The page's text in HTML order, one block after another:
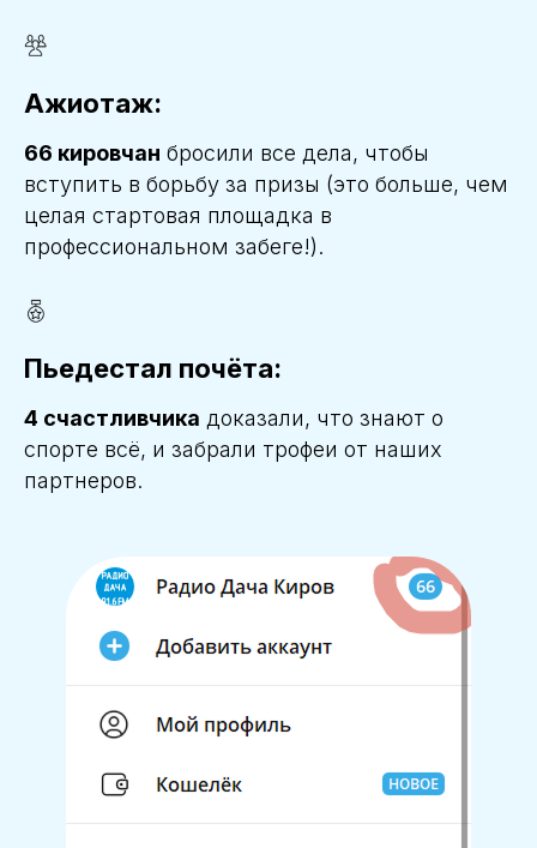
Ажиотаж:
66 кировчан бросили все дела, чтобы
вступить в борьбу за призы (это больше, чем
целая стартовая площадка в
профессиональном забеге!).
Пьедестал почёта:
4 счастливчика доказали, что знают о
спорте всё, и забрали трофеи от наших
партнеров.